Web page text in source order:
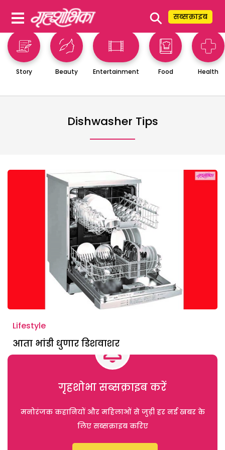
⚲ सब्सक्राइब
Story Beauty Entertainment Food Health
Dishwasher Tips
Lifestyle
आता भांडी धुणार डिशवाशर
गृहशोभा सब्सक्राइब करें
मनोरंजक कहानियों और महिलाओं से जुड़ी हर नई खबर के
लिए सब्सक्राइब करिए